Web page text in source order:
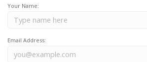
Your Name:
Email Address: